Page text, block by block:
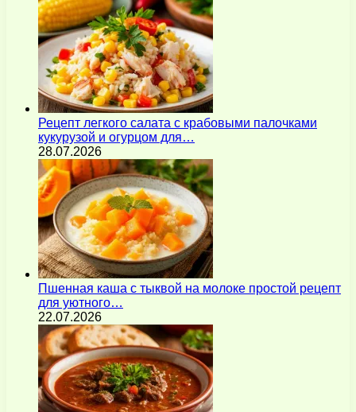
Рецепт легкого салата с крабовыми палочками
кукурузой и огурцом для…
28.07.2026
Пшенная каша с тыквой на молоке простой рецепт
для уютного…
22.07.2026